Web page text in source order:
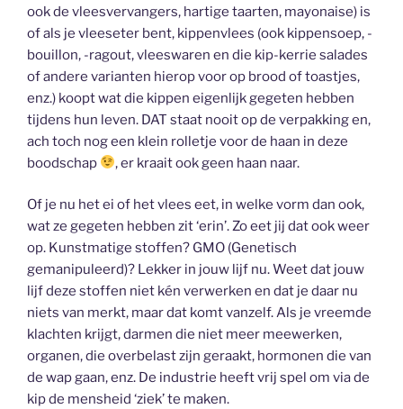
ook de vleesvervangers, hartige taarten, mayonaise) is
of als je vleeseter bent, kippenvlees (ook kippensoep, -
bouillon, -ragout, vleeswaren en die kip-kerrie salades
of andere varianten hierop voor op brood of toastjes,
enz.) koopt wat die kippen eigenlijk gegeten hebben
tijdens hun leven. DAT staat nooit op de verpakking en,
ach toch nog een klein rolletje voor de haan in deze
boodschap
, er kraait ook geen haan naar.
Of je nu het ei of het vlees eet, in welke vorm dan ook,
wat ze gegeten hebben zit ‘erin’. Zo eet jij dat ook weer
op. Kunstmatige stoffen? GMO (Genetisch
gemanipuleerd)? Lekker in jouw lijf nu. Weet dat jouw
lijf deze stoffen niet kén verwerken en dat je daar nu
niets van merkt, maar dat komt vanzelf. Als je vreemde
klachten krijgt, darmen die niet meer meewerken,
organen, die overbelast zijn geraakt, hormonen die van
de wap gaan, enz. De industrie heeft vrij spel om via de
kip de mensheid ‘ziek’ te maken.